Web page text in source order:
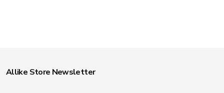
Allike Store Newsletter